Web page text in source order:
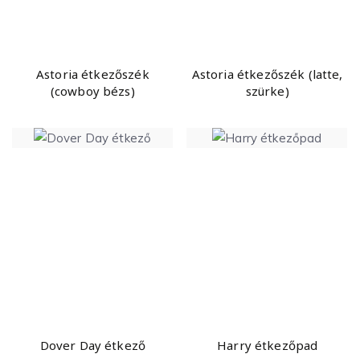
Astoria étkezőszék
(cowboy bézs)
Astoria étkezőszék (latte,
szürke)
Dover Day étkező Harry étkezőpad